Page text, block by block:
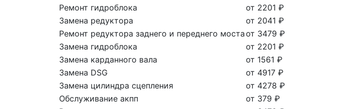
Ремонт гидроблока
от 2201 ₽
Замена редуктора
от 2041 ₽
Ремонт редуктора заднего и переднего мостаот 3479 ₽
Замена гидроблока
от 2201 ₽
Замена карданного вала
от 1561 ₽
Замена DSG
от 4917 ₽
Замена цилиндра сцепления
от 4278 ₽
Обслуживание акпп
от 379 ₽